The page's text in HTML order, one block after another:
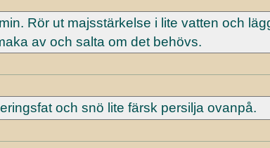
Rör ut majsstärkelse i lite vatten och
av och salta om det behövs.
och snö lite färsk persilja ovanpå.